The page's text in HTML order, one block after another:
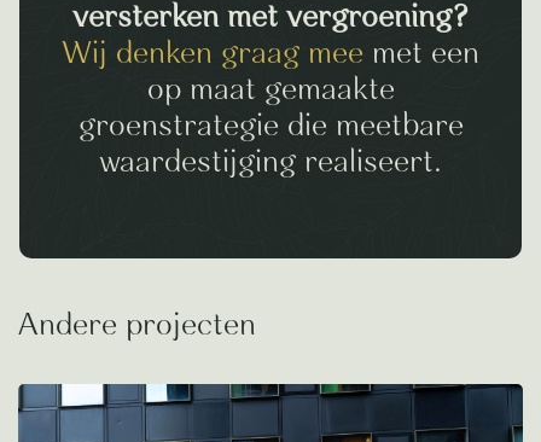
versterken met vergroening?
Wij denken graag mee met een
op maat gemaakte
groenstrategie die meetbare
waardestijging realiseert.
Andere projecten